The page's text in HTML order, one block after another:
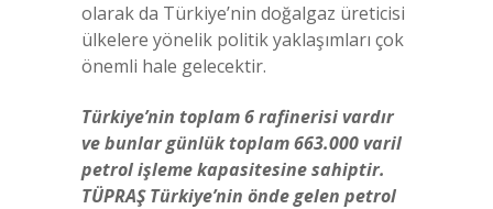
olarak da Türkiye’nin doğalgaz üreticisi
ülkelere yönelik politik yaklaşımları çok
önemli hale gelecektir.
Türkiye’nin toplam 6 rafinerisi vardır
ve bunlar günlük toplam 663.000 varil
petrol işleme kapasitesine sahiptir.
TÜPRAŞ Türkiye’nin önde gelen petrol